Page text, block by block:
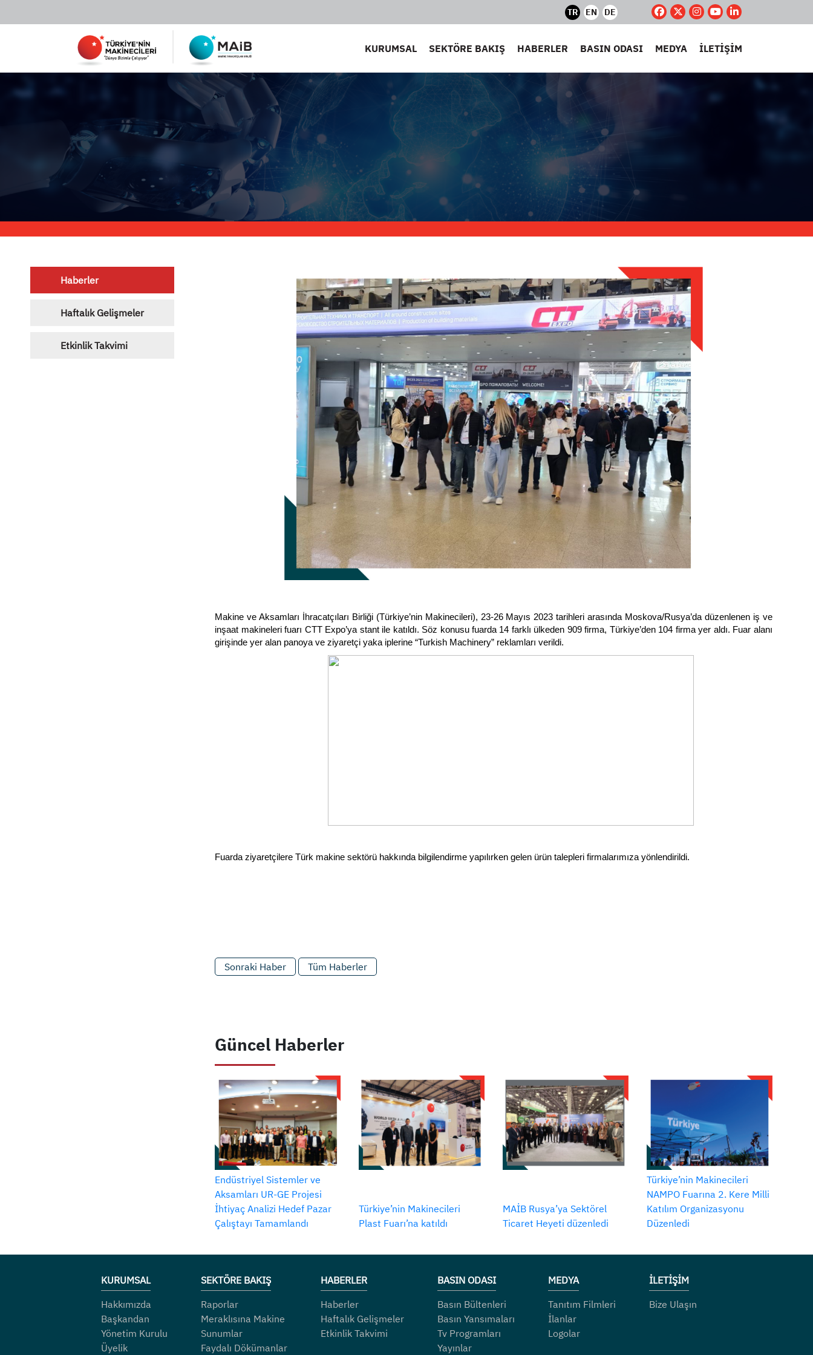
TR EN DE
KURUMSAL SEKTÖRE BAKIŞ HABERLER BASIN ODASI MEDYA İLETİŞİM
Haberler
Haftalık Gelişmeler
Etkinlik Takvimi
Makine ve Aksamları İhracatçıları Birliği (Türkiye’nin Makinecileri), 23-26 Mayıs 2023 tarihleri arasında Moskova/Rusya’da düzenlenen iş ve
inşaat makineleri fuarı CTT Expo’ya stant ile katıldı. Söz konusu fuarda 14 farklı ülkeden 909 firma, Türkiye’den 104 firma yer aldı. Fuar alanı
girişinde yer alan panoya ve ziyaretçi yaka iplerine “Turkish Machinery” reklamları verildi.
Fuarda ziyaretçilere Türk makine sektörü hakkında bilgilendirme yapılırken gelen ürün talepleri firmalarımıza yönlendirildi.
Sonraki Haber Tüm Haberler
Güncel Haberler
Endüstriyel Sistemler ve
Aksamları UR-GE Projesi
İhtiyaç Analizi Hedef Pazar
Çalıştayı Tamamlandı
Türkiye’nin Makinecileri
Plast Fuarı’na katıldı
MAİB Rusya’ya Sektörel
Ticaret Heyeti düzenledi
Türkiye’nin Makinecileri
NAMPO Fuarına 2. Kere Milli
Katılım Organizasyonu
Düzenledi
KURUMSAL
Hakkımızda
Başkandan
Yönetim Kurulu
Üyelik
SEKTÖRE BAKIŞ
Raporlar
Meraklısına Makine
Sunumlar
Faydalı Dökümanlar
HABERLER
Haberler
Haftalık Gelişmeler
Etkinlik Takvimi
BASIN ODASI
Basın Bültenleri
Basın Yansımaları
Tv Programları
Yayınlar
MEDYA
Tanıtım Filmleri
İlanlar
Logolar
İLETİŞİM
Bize Ulaşın